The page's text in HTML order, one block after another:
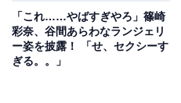
「これ……やばすぎやろ」篠崎
彩奈、谷間あらわなランジェリ
ー姿を披露！ 「せ、セクシーす
ぎる。。」